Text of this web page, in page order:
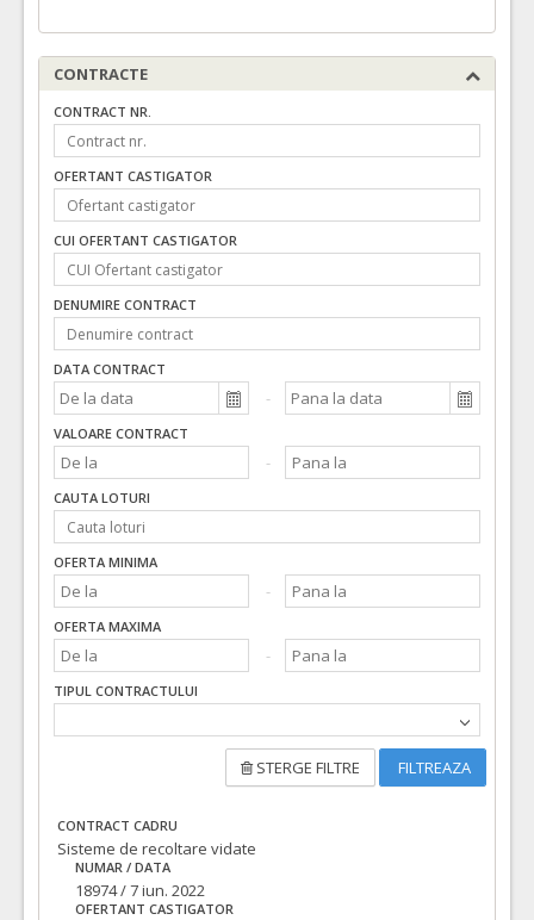
CONTRACTE
CONTRACT NR.
OFERTANT CASTIGATOR
CUI OFERTANT CASTIGATOR
DENUMIRE CONTRACT
DATA CONTRACT
VALOARE CONTRACT
CAUTA LOTURI
OFERTA MINIMA
OFERTA MAXIMA
TIPUL CONTRACTULUI
STERGE FILTRE FILTREAZA
CONTRACT CADRU
Sisteme de recoltare vidate
NUMAR / DATA
18974 / 7 iun. 2022
OFERTANT CASTIGATOR